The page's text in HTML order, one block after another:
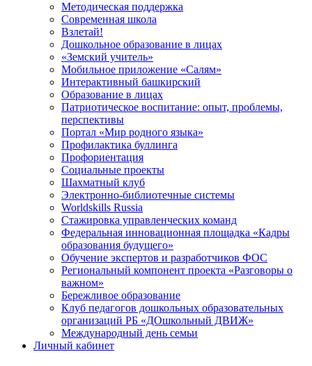
Методическая поддержка
Современная школа
Взлетай!
Дошкольное образование в лицах
«Земский учитель»
Мобильное приложение «Салям»
Интерактивный башкирский
Образование в лицах
Патриотическое воспитание: опыт, проблемы,
перспективы
Портал «Мир родного языка»
Профилактика буллинга
Профориентация
Социальные проекты
Шахматный клуб
Электронно-библиотечные системы
Worldskills Russia
Стажировка управленческих команд
Федеральная инновационная площадка «Кадры
образования будущего»
Обучение экспертов и разработчиков ФОС
Региональный компонент проекта «Разговоры о
важном»
Бережливое образование
Клуб педагогов дошкольных образовательных
организаций РБ «ДОшкольный ДВИЖ»
Международный день семьи
Личный кабинет